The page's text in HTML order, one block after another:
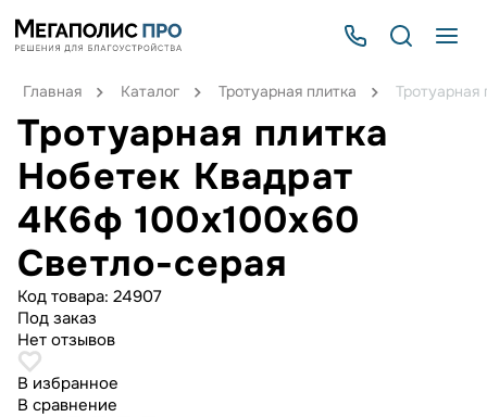
Главная Каталог Тротуарная плитка
Тротуарная плитка
Нобетек Квадрат
4К6ф 100x100x60
Светло-серая
Код товара: 24907
Под заказ
Нет отзывов
В избранное
В сравнение